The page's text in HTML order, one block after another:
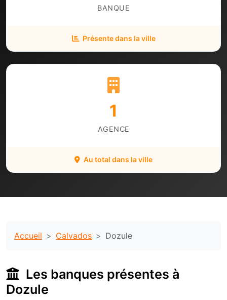
BANQUE
Présente dans la ville
1
AGENCE
Au total dans la ville
Accueil Calvados Dozule
Les banques présentes à
Dozule